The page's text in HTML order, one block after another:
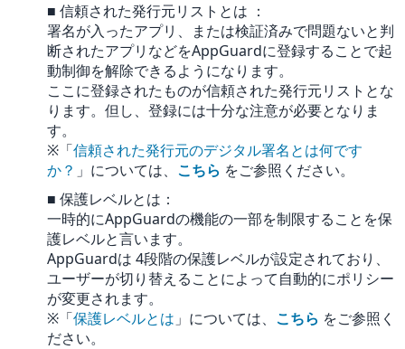
■ 信頼された発行元リストとは ：
署名が入ったアプリ、または検証済みで問題ないと判
断されたアプリなどをAppGuardに登録することで起
動制御を解除できるようになります。
ここに登録されたものが信頼された発行元リストとな
ります。但し、登録には十分な注意が必要となりま
す。
※「信頼された発行元のデジタル署名とは何です
か？ 」については、 こちら をご参照ください。
■ 保護レベルとは：
一時的にAppGuardの機能の一部を制限することを保
護レベルと言います。
AppGuardは 4段階の保護レベルが設定されており、
ユーザーが切り替えることによって自動的にポリシー
が変更されます。
※「保護レベルとは 」については、 こちら をご参照く
ださい。